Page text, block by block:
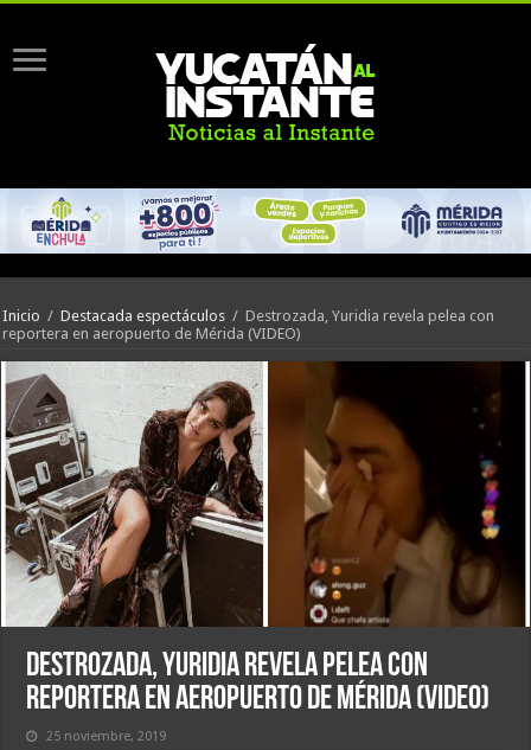
Inicio / Destacada espectáculos / Destrozada, Yuridia revela pelea con
reportera en aeropuerto de Mérida (VIDEO)
Destrozada, Yuridia revela pelea con
reportera en aeropuerto de Mérida (VIDEO)
25 noviembre, 2019